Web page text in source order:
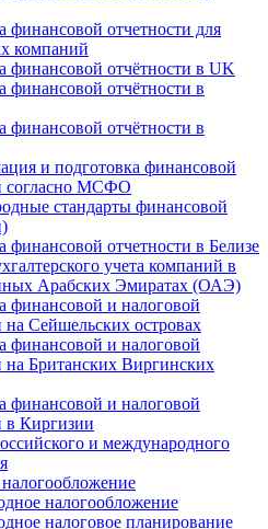
финансовой отчетности для
компаний
финансовой отчётности в UK
финансовой отчётности в
финансовой отчётности в
и подготовка финансовой
согласно МСФО
стандарты финансовой
финансовой отчетности в Белизе
учета компаний в
Арабских Эмиратах (ОАЭ)
финансовой и налоговой
на Сейшельских островах
финансовой и налоговой
на Британских Виргинских
финансовой и налоговой
в Киргизии
и международного
налогообложение
налоговое планирование